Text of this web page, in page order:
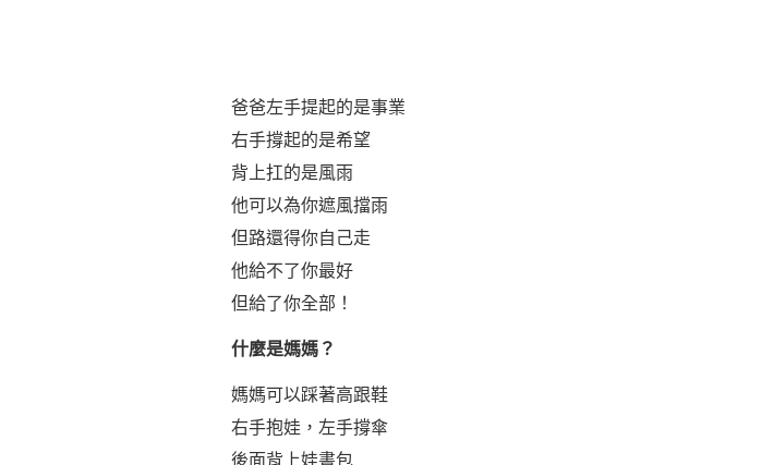
爸爸左手提起的是事業
右手撐起的是希望
背上扛的是風雨
他可以為你遮風擋雨
但路還得你自己走
他給不了你最好
但給了你全部！
什麼是媽媽？
媽媽可以踩著高跟鞋
右手抱娃，左手撐傘
後面背上娃書包